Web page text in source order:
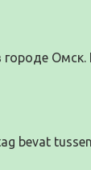
Омск.
bevat